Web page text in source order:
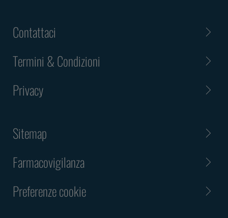
Contattaci
Termini & Condizioni
Privacy
Sitemap
Farmacovigilanza
Preferenze cookie